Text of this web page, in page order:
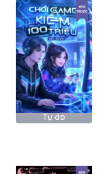
Tự do